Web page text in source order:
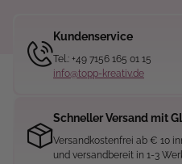
Kundenservice
Tel.: +49 7156 165 01 15
info@topp-kreativ.de
Schneller Versand mit
Versandkostenfrei ab € 10
und versandbereit in 1-3